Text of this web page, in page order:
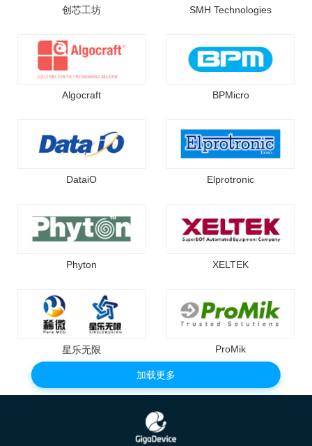
创芯工坊 SMH Technologies
Algocraft BPMicro
DataiO Elprotronic
Phyton XELTEK
星乐无限 ProMik
加载更多